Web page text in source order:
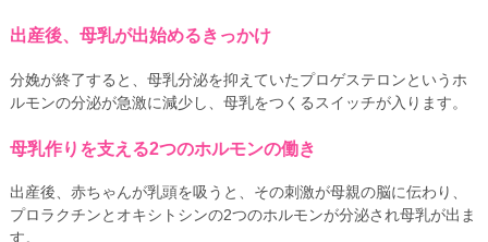
出産後、母乳が出始めるきっかけ
分娩が終了すると、母乳分泌を抑えていたプロゲステロンというホ
ルモンの分泌が急激に減少し、母乳をつくるスイッチが入ります。
母乳作りを支える2つのホルモンの働き
出産後、赤ちゃんが乳頭を吸うと、その刺激が母親の脳に伝わり、
プロラクチンとオキシトシンの2つのホルモンが分泌され母乳が出ま
す。